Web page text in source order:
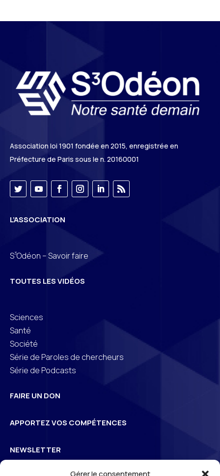
Gérer le consentement
Association loi 1901 fondée en 2015, enregistrée en
Préfecture de Paris sous le n. 20160001
L’ASSOCIATION
S3Odéon – Savoir faire
TOUTES LES VIDÉOS
Sciences
Santé
Société
Série de Paroles de chercheurs
Série de Podcasts
FAIRE UN DON
APPORTEZ VOS COMPÉTENCES
NEWSLETTER